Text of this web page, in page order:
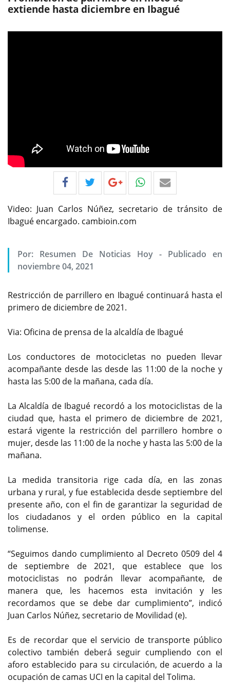
extiende hasta diciembre en Ibagué
Video: Juan Carlos Núñez, secretario de tránsito de
Ibagué encargado. cambioin.com
Por: Resumen De Noticias Hoy - Publicado en
noviembre 04, 2021
Restricción de parrillero en Ibagué continuará hasta el
primero de diciembre de 2021.
Via: Oficina de prensa de la alcaldía de Ibagué
Los conductores de motocicletas no pueden llevar
acompañante desde las desde las 11:00 de la noche y
hasta las 5:00 de la mañana, cada día.
La Alcaldía de Ibagué recordó a los motociclistas de la
ciudad que, hasta el primero de diciembre de 2021,
estará vigente la restricción del parrillero hombre o
mujer, desde las 11:00 de la noche y hasta las 5:00 de la
mañana.
La medida transitoria rige cada día, en las zonas
urbana y rural, y fue establecida desde septiembre del
presente año, con el fin de garantizar la seguridad de
los ciudadanos y el orden público en la capital
tolimense.
“Seguimos dando cumplimiento al Decreto 0509 del 4
de septiembre de 2021, que establece que los
motociclistas no podrán llevar acompañante, de
manera que, les hacemos esta invitación y les
recordamos que se debe dar cumplimiento”, indicó
Juan Carlos Núñez, secretario de Movilidad (e).
Es de recordar que el servicio de transporte público
colectivo también deberá seguir cumpliendo con el
aforo establecido para su circulación, de acuerdo a la
ocupación de camas UCI en la capital del Tolima.